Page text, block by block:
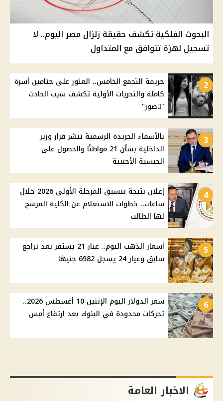
البحوث الفلكية تكشف حقيقة زلزال مصر اليوم.. لا
تسجيل لهزة تتوافق مع المتداول
2
جريمة التجمع الخامس.. العثور على جثامين أسرة
كاملة والتحريات الأولية تكشف سبب الحادث
"ًصور"
3
بالأسماء الجريدة الرسمية تنشر قرار وزير
الداخلية بشأن 21 مواطنًا والحصول على
الجنسية الأجنبية
4
إعلان نتيجة تنسيق المرحلة الأولى 2026 خلال
ساعات.. خطوات الاستعلام عن الكلية المرشح
لها الطالب
5
أسعار الذهب اليوم.. عيار 21 يستقر بعد تراجع
سابق وعيار 24 يسجل 6982 جنيهًا
6
سعر الدولار اليوم الإثنين 10 أغسطس 2026..
تحركات محدودة في البنوك بعد ارتفاع أمس
الاخبار العامة